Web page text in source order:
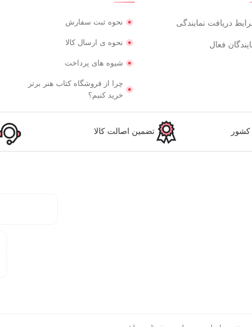
دریافت نمایندگی
فعال
نحوه ثبت سفارش
نحوه ی ارسال کالا
شیوه های پرداخت
چرا از فروشگاه کتاب هنر برتر
خرید کنیم؟
تضمین اصالت کالا